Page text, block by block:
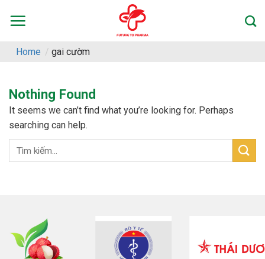
Home / gai cườm
Nothing Found
It seems we can’t find what you’re looking for. Perhaps
searching can help.